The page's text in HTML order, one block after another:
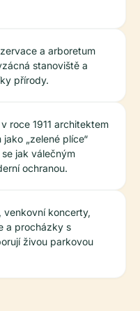
a arboretum
stanoviště a
přírody.
roce 1911 architektem
„zelené plíce“
jak válečným
ochranou.
venkovní koncerty,
a procházky s
živou parkovou